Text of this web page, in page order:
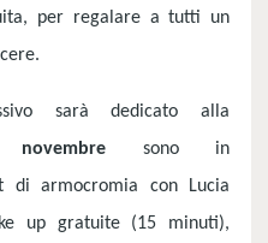
per regalare a tutti un
sarà dedicato alla
novembre sono in
di armocromia con Lucia
up gratuite (15 minuti),